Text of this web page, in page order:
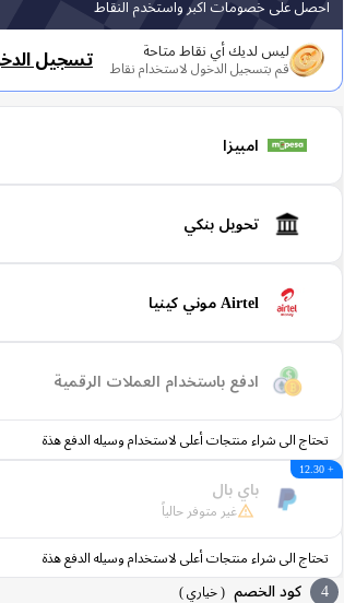
احصل على خصومات اكبر واستخدم النقاط
ليس لديك أي نقاط متاحة
قم بتسجيل الدخول لاستخدام نقاط تسجيل
امبيزا
تحويل بنكي
Airtel موني كينيا
ادفع باستخدام العملات الرقمية
تحتاج الى شراء منتجات أعلى لاستخدام وسيله الدفع هذة
باي بال
غير متوفر حالياً
+ 12.30
تحتاج الى شراء منتجات أعلى لاستخدام وسيله الدفع هذة
4 كود الخصم ( خياري )